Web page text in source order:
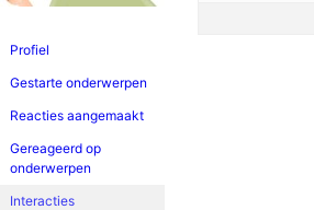
Profiel
Gestarte onderwerpen
Reacties aangemaakt
Gereageerd op
onderwerpen
Interacties